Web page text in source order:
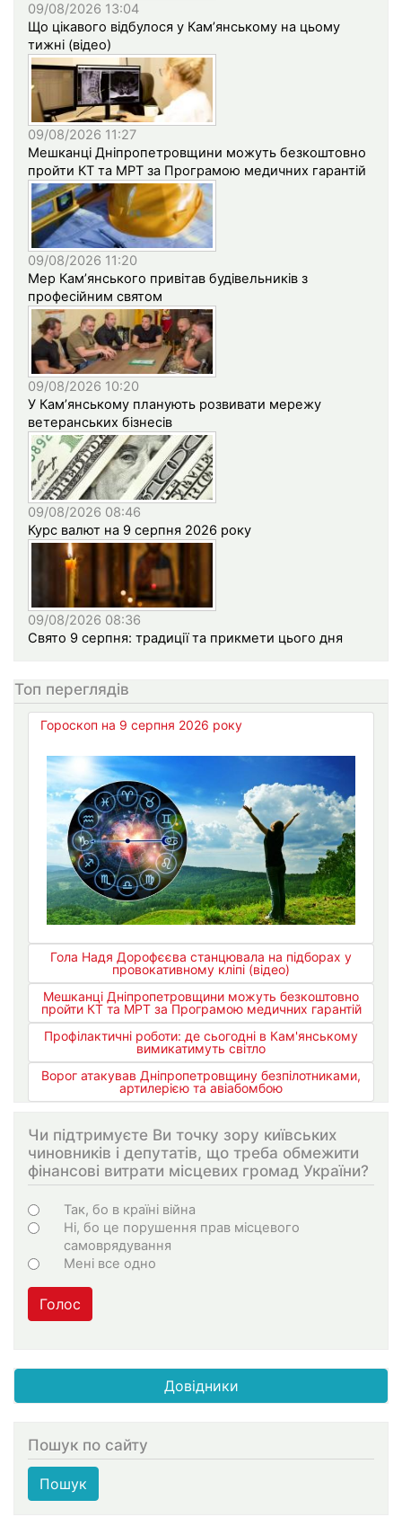
09/08/2026 13:04
Що цікавого відбулося у Кам’янському на цьому
тижні (відео)
09/08/2026 11:27
Мешканці Дніпропетровщини можуть безкоштовно
пройти КТ та МРТ за Програмою медичних гарантій
09/08/2026 11:20
Мер Кам’янського привітав будівельників з
професійним святом
09/08/2026 10:20
У Кам’янському планують розвивати мережу
ветеранських бізнесів
09/08/2026 08:46
Курс валют на 9 серпня 2026 року
09/08/2026 08:36
Свято 9 серпня: традиції та прикмети цього дня
Топ переглядів
Гороскоп на 9 серпня 2026 року
Гола Надя Дорофєєва станцювала на підборах у
провокативному кліпі (відео)
Мешканці Дніпропетровщини можуть безкоштовно
пройти КТ та МРТ за Програмою медичних гарантій
Профілактичні роботи: де сьогодні в Кам'янському
вимикатимуть світло
Ворог атакував Дніпропетровщину безпілотниками,
артилерією та авіабомбою
Чи підтримуєте Ви точку зору київських
чиновників і депутатів, що треба обмежити
фінансові витрати місцевих громад України?
Варіанти
Так, бо в країні війна
Ні, бо це порушення прав місцевого
самоврядування
Мені все одно
Голос
Довідники
Пошук по сайту
Пошук